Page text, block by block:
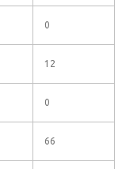
0
12
0
66